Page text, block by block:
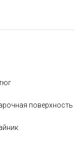
поверхность